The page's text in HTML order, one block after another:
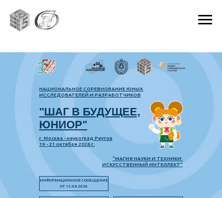
"ШАГ В БУДУЩЕЕ,
ЮНИОР"
НАЦИОНАЛЬНОЕ СОРЕВНОВАНИЕ ЮНЫХ
ИССЛЕДОВАТЕЛЕЙ И РАЗРАБОТЧИКОВ
г. Москва - наукоград Реутов
19 - 21 октября 2026 г.
“МАГИЯ НАУКИ И ТЕХНИКИ:
ИСКУССТВЕННЫЙ ИНТЕЛЛЕКТ”
ИНФОРМАЦИОННОЕ СООБЩЕНИЕ
ОТ 15.04.2026